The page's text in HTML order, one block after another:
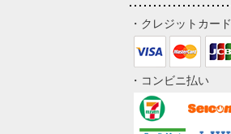
・クレジットカード
・コンビニ払い